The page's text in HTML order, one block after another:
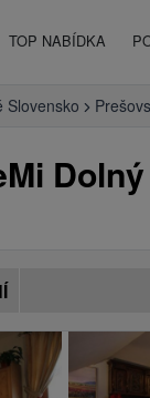
TOP NABÍDKA
Slovensko